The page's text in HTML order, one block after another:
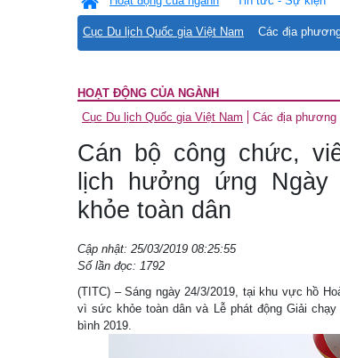
Cục Du lịch Quốc gia Việt Nam Các địa
HOẠT ĐỘNG CỦA NGÀNH
Cục Du lịch Quốc gia Việt Nam
Các địa phương
Cán bộ công chức,
lịch hưởng ứng
khỏe toàn dân
Cập nhật: 25/03/2019 08:25:55
Số lần đọc: 1792
(TITC) – Sáng ngày 24/3/2019, tại khu vực hồ
vì sức khỏe toàn dân và Lễ phát động Giải
bình 2019.